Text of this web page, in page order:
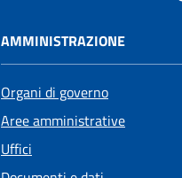
AMMINISTRAZIONE
Organi di governo
Aree amministrative
Uffici